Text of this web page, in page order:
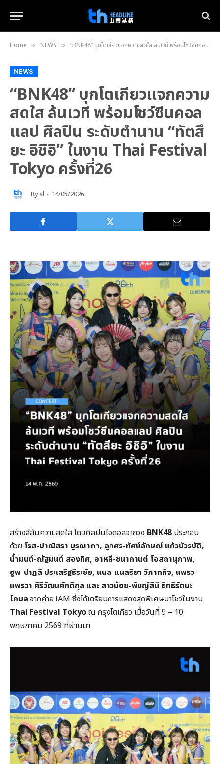
Home » NEWS » “BNK48” บุกโตเกียวแจกความสดใส ล้นเวที พร้อมโชว์ซีนคอลแลป ศิลปิน ระดับตำนาน “ทัตสึยะ อิชิอิ” ในงาน Thai Festival Tokyo ครั้งที่26
NEWS
“BNK48” บุกโตเกียวแจกความ
สดใส ล้นเวที พร้อมโชว์ซีนคอล
แลป ศิลปิน ระดับตำนาน “ทัตสึ
ยะ อิชิอิ” ในงาน Thai Festival
Tokyo ครั้งที่26
Bysl 14/05/2026
สร้างสีสันความสดใส โดยศิลปินไอดอลจากวง BNK48 ประกอบ
ด้วย โรส-ปาณิสรา บูรณาภา, ลูกศร-ทัศน์ลักษณ์ แก้วบัวรบัติ,
น้ำมนต์-ณัฐมนต์ สองทิศ, อาหลี-ชนากานต์ โอสถานุภาพ,
ฮูพ-ปาฏลี ประเสริฐธีระชัย, แนล-แนลริยา วิภาคกิจ, แพรว-
แพรวา ศิริวัฒนศักดิกุล และ สาวน้อย-พิชญ์สินี อิทธิรัตนะ
โกมล จากค่าย iAM ซึ่งได้เตรียมการแสดงสุดพิเศษมาโชว์ในงาน
Thai Festival Tokyoณ กรุงโตเกียว เมื่อวันที่ 9 – 10
พฤษภาคม 2569 ที่ผ่านมา